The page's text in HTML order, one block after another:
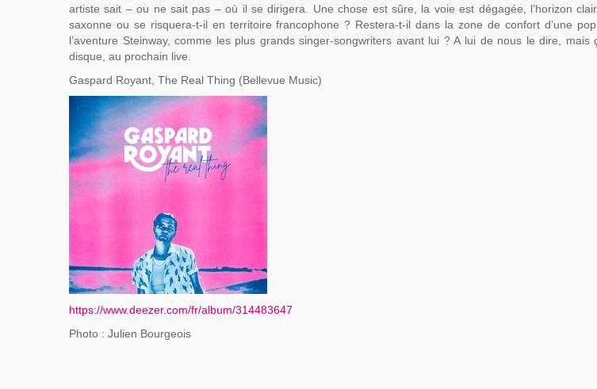
artiste sait – ou ne sait pas – où il se dirigera. Une chose est sûre, la voie est dégagée, l’horizon
saxonne ou se risquera-t-il en territoire francophone ? Restera-t-il dans la zone de confort d’une
l’aventure Steinway, comme les plus grands singer-songwriters avant lui ? A lui de nous le dire,
disque, au prochain live.
Gaspard Royant, The Real Thing (Bellevue Music)
https://www.deezer.com/fr/album/314483647
Photo : Julien Bourgeois